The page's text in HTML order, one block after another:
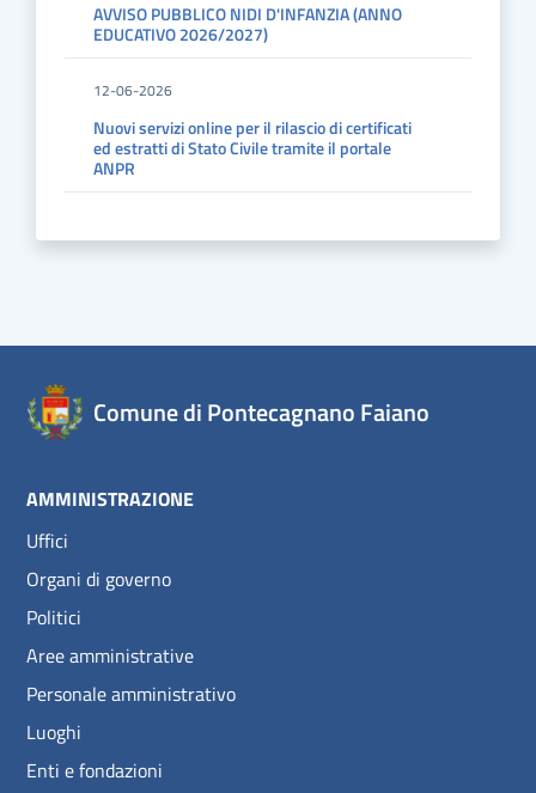
AVVISO PUBBLICO NIDI D'INFANZIA (ANNO
EDUCATIVO 2026/2027)
12-06-2026
Nuovi servizi online per il rilascio di certificati
ed estratti di Stato Civile tramite il portale
ANPR
Comune di Pontecagnano Faiano
AMMINISTRAZIONE
Uffici
Organi di governo
Politici
Aree amministrative
Personale amministrativo
Luoghi
Enti e fondazioni